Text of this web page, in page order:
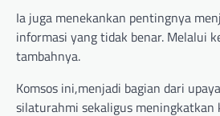
Ia juga menekankan pentingnya
informasi yang tidak benar. Melalui
tambahnya.
Komsos ini,menjadi bagian dari
silaturahmi sekaligus meningkatkan